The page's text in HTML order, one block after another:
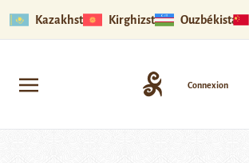
Kazakhstan Kirghizstan Ouzbékistan
Connexion